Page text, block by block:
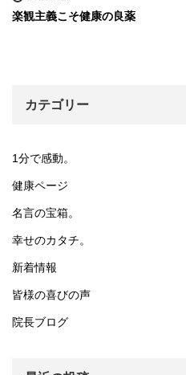
楽観主義こそ健康の良薬
カテゴリー
1分で感動。
健康ページ
名言の宝箱。
幸せのカタチ。
新着情報
皆様の喜びの声
院長ブログ